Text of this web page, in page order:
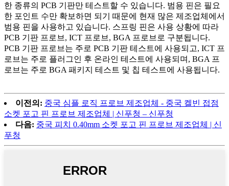
한 종류의 PCB 기판만 테스트할 수 있습니다. 범용 핀은 필요
한 포인트 수만 확보하면 되기 때문에 현재 많은 제조업체에서
범용 핀을 사용하고 있습니다. 스프링 핀은 사용 상황에 따라
PCB 기판 프로브, ICT 프로브, BGA 프로브로 구분됩니다.
PCB 기판 프로브는 주로 PCB 기판 테스트에 사용되고, ICT 프
로브는 주로 플러그인 후 온라인 테스트에 사용되며, BGA 프
로브는 주로 BGA 패키지 테스트 및 칩 테스트에 사용됩니다.
이전의: 중국 심플 로직 프로브 제조업체 - 중국 켈빈 접점
소켓 포고 핀 프로브 제조업체 | 신푸청 – 신푸청
다음: 중국 피치 0.40mm 소켓 포고 핀 프로브 제조업체 | 신
푸청